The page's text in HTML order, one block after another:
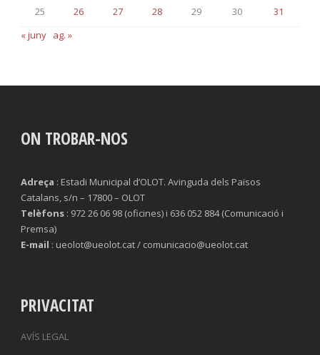
25 26 27 28 29 30
31
« juny ag. »
ON TROBAR-NOS
Adreça : Estadi Municipal d’OLOT. Avinguda dels Països
Catalans, s/n – 17800 – OLOT
Telèfons : 972 26 06 98 (oficines) i 636 052 884 (Comunicació i
Premsa)
E-mail : ueolot@ueolot.cat / comunicacio@ueolot.cat
PRIVACITAT
AVÍS LEGAL